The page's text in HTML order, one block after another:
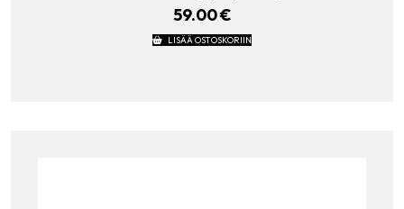
59.00€
LISÄÄ OSTOSKORIIN